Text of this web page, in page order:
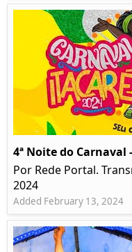
4ª Noite do Carnaval
Por Rede Portal.
2024
Added February 13, 2024